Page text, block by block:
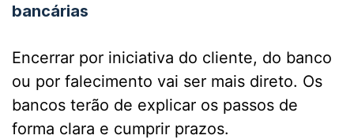
bancárias
Encerrar por iniciativa do cliente, do banco
ou por falecimento vai ser mais direto. Os
bancos terão de explicar os passos de
forma clara e cumprir prazos.